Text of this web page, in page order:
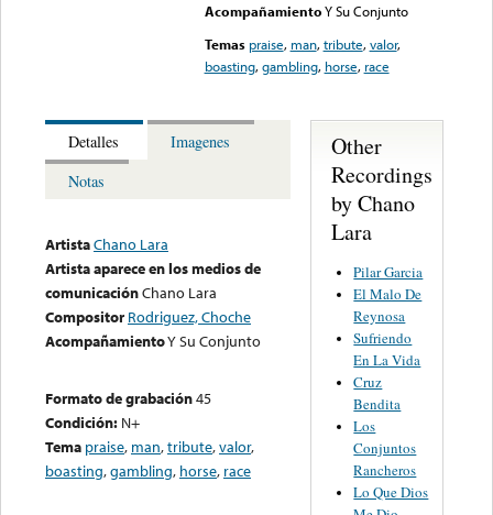
AcompañamientoY Su Conjunto
Temas praise, man,tribute,valor,
boasting,gambling, horse, race
Detalles
Imagenes
Notas
ArtistaChano Lara
Artista aparece en los medios de
comunicaciónChano Lara
Compositor Rodriguez, Choche
AcompañamientoY Su Conjunto
Formato de grabación45
Condición: N+
Tema praise, man,tribute,valor,
boasting,gambling, horse, race
Other
Recordings
by Chano
Lara
Pilar Garcia
El Malo De
Reynosa
Sufriendo
En La Vida
Cruz
Bendita
Los
Conjuntos
Rancheros
Lo Que Dios